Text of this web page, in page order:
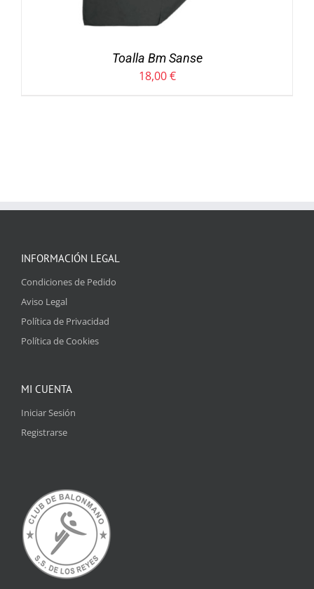
Toalla Bm Sanse
18,00€
INFORMACIÓN LEGAL
Condiciones de Pedido
Aviso Legal
Política de Privacidad
Política de Cookies
MI CUENTA
Iniciar Sesión
Registrarse